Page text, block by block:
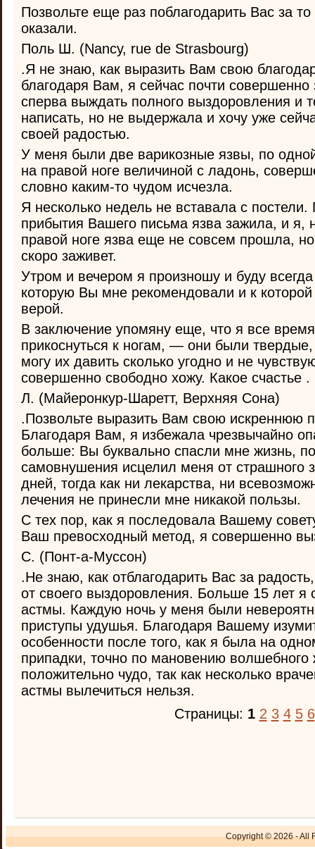
Позвольте еще раз поблагодарить Вас за
оказали.
Поль Ш. (Nancy, rue de Strasbourg)
.Я не знаю, как выразить Вам свою
благодаря Вам, я сейчас почти совершенно
сперва выждать полного выздоровления и
написать, но не выдержала и хочу уже
своей радостью.
У меня были две варикозные язвы, по
на правой ноге величиной с ладонь,
словно каким-то чудом исчезла.
Я несколько недель не вставала с
прибытия Вашего письма язва зажила, и я,
правой ноге язва еще не совсем прошла,
скоро заживет.
Утром и вечером я произношу и буду
которую Вы мне рекомендовали и к
верой.
В заключение упомяну еще, что я все
прикоснуться к ногам, — они были
могу их давить сколько угодно и не
совершенно свободно хожу. Какое счастье .
Л. (Майеронкур-Шаретт, Верхняя Сона)
.Позвольте выразить Вам свою искреннюю
Благодаря Вам, я избежала чрезвычайно
больше: Вы буквально спасли мне жизнь,
самовнушения исцелил меня от страшного
дней, тогда как ни лекарства, ни
лечения не принесли мне никакой пользы.
С тех пор, как я последовала Вашему
Ваш превосходный метод, я совершенно
С. (Понт-а-Муссон)
.Не знаю, как отблагодарить Вас за
от своего выздоровления. Больше 15 лет я
астмы. Каждую ночь у меня были
приступы удушья. Благодаря Вашему
особенности после того, как я была на
припадки, точно по мановению волшебного
положительно чудо, так как несколько
астмы вылечиться нельзя.
Страницы: 1 2 3 4 5 6
Copyright © 2026 - All